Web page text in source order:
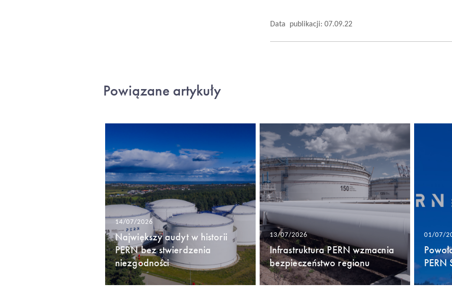
Data publikacji: 07.09.22
Powiązane artykuły
14/07/2026
Największy audyt w historii
PERN bez stwierdzenia
niezgodności
13/07/2026
Infrastruktura PERN wzmacnia
bezpieczeństwo regionu
01/07/